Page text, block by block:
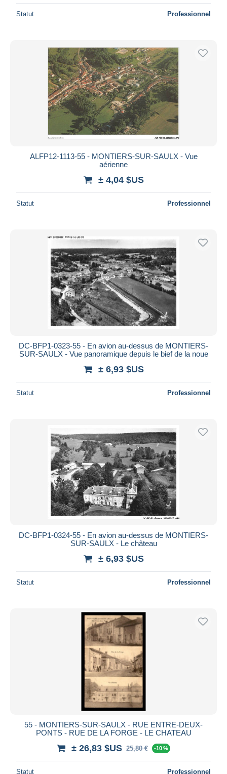
Statut Professionnel
ALFP12-1113-55 - MONTIERS-SUR-SAULX - Vue
aérienne
± 4,04 $US
Statut Professionnel
DC-BFP1-0323-55 - En avion au-dessus de MONTIERS-
SUR-SAULX - Vue panoramique depuis le bief de la noue
± 6,93 $US
Statut Professionnel
DC-BFP1-0324-55 - En avion au-dessus de MONTIERS-
SUR-SAULX - Le château
± 6,93 $US
Statut Professionnel
55 - MONTIERS-SUR-SAULX - RUE ENTRE-DEUX-
PONTS - RUE DE LA FORGE - LE CHATEAU
± 26,83 $US 25,80 € -10 %
Statut Professionnel